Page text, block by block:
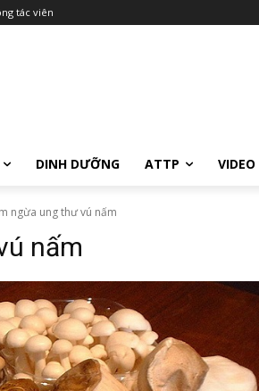
tác viên
DINH DƯỠNG ATTP VIDEO
ngừa ung thư vú nấm
nấm